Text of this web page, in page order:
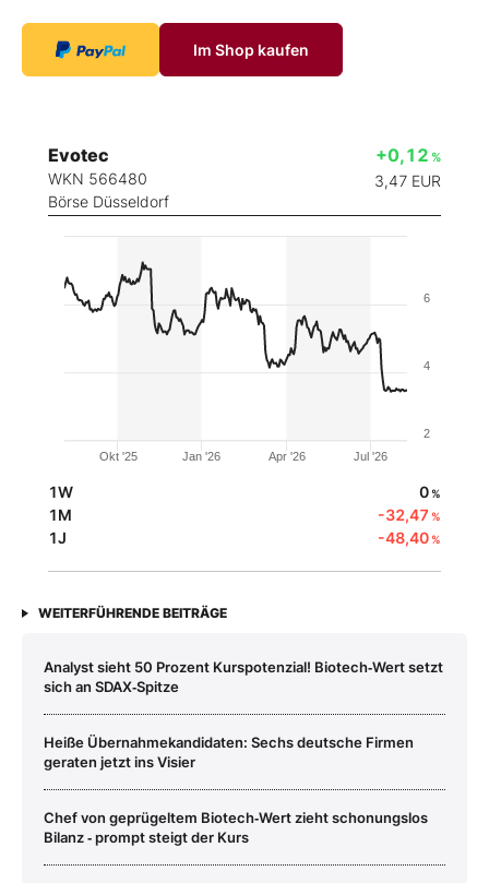
Im Shop kaufen
Evotec
WKN 566480
Börse Düsseldorf
+0,12 %
3,47 EUR
Okt '25 Jan '26 Apr '26 Jul '26
2
4
6
1W 0%
1M -32,47 %
1J -48,40%
WEITERFÜHRENDE BEITRÄGE
Analyst sieht 50 Prozent Kurspotenzial! Biotech‑Wert setzt
sich an SDAX‑Spitze
Heiße Übernahmekandidaten: Sechs deutsche Firmen
geraten jetzt ins Visier
Chef von geprügeltem Biotech‑Wert zieht schonungslos
Bilanz ‑ prompt steigt der Kurs